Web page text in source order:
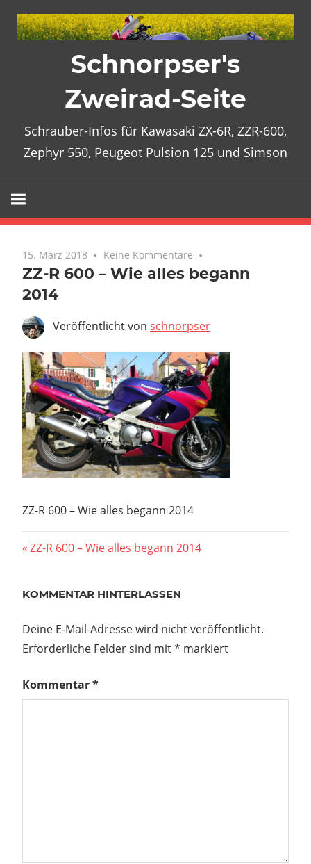
Inhalt
Schnorpser's
Zweirad-Seite
Schrauber-Infos für Kawasaki ZX-6R, ZZR-600,
Zephyr 550, Peugeot Pulsion 125 und Simson
15. März 2018 Keine Kommentare
ZZ-R 600 – Wie alles begann
2014
Veröffentlicht von schnorpser
ZZ-R 600 – Wie alles begann 2014
Beitragsnavigation
Vorheriger
ZZ-R 600 – Wie alles begann 2014
KOMMENTAR HINTERLASSEN
Deine E-Mail-Adresse wird nicht veröffentlicht.
Erforderliche Felder sind mit* markiert
Kommentar*